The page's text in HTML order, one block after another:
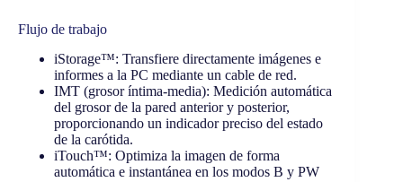
Flujo de trabajo
iStorage™: Transfiere directamente imágenes e
informes a la PC mediante un cable de red.
IMT (grosor íntima-media): Medición automática
del grosor de la pared anterior y posterior,
proporcionando un indicador preciso del estado
de la carótida.
iTouch™: Optimiza la imagen de forma
automática e instantánea en los modos B y PW